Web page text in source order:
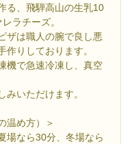
る、飛騨高山の生乳10
ラチーズ。
ザは職人の腕で良し悪
作りしております。
機で急速冷凍し、真空
みいただけます。
温め方）＞
場なら30分、冬場なら